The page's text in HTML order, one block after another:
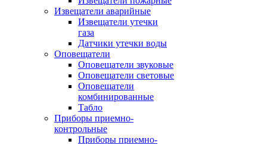
Извещатели аварийные
Извещатели утечки
газа
Датчики утечки воды
Оповещатели
Оповещатели звуковые
Оповещатели световые
Оповещатели
комбинированные
Табло
Приборы приемно-
контрольные
Приборы приемно-